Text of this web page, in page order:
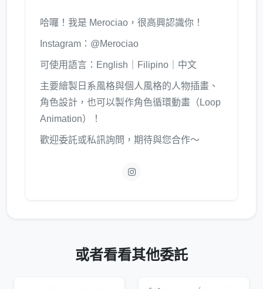
哈囉！我是 Merociao，很高興認識你！
Instagram：@Merociao
可使用語言：English｜Filipino｜中文
主要繪製日系風格與個人風格的人物插畫、
角色設計，也可以製作角色循環動畫（Loop
Animation）！
歡迎委託或私訊詢問，期待與您合作～
或者看看其他委託